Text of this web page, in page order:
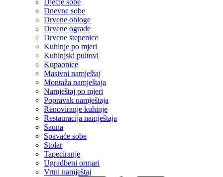
Dječje sobe
Dnevne sobe
Drvene obloge
Drvene ograde
Drvene stepenice
Kuhinje po mjeri
Kuhinjski pultovi
Kupaonice
Masivni namještaj
Montaža namještaja
Namještaj po mjeri
Popravak namještaja
Renoviranje kuhinje
Restauracija namještaja
Sauna
Spavaće sobe
Stolar
Tapeciranje
Ugradbeni ormari
Vrtni namještaj